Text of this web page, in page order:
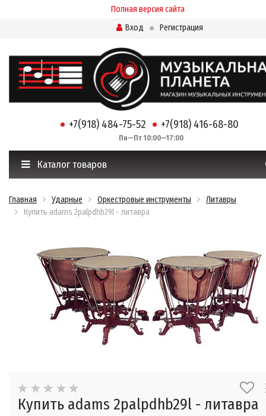
Полная версия сайта
Вход
Регистрация
+7(918) 484-75-52 +7(918) 416-68-80
Пн—Пт 10:00—17:00
Каталог товаров
Главная Ударные Оркестровые инструменты
Литавры
Купить adams 2palpdhb29l - литавра
Купить adams 2palpdhb29l - литавра